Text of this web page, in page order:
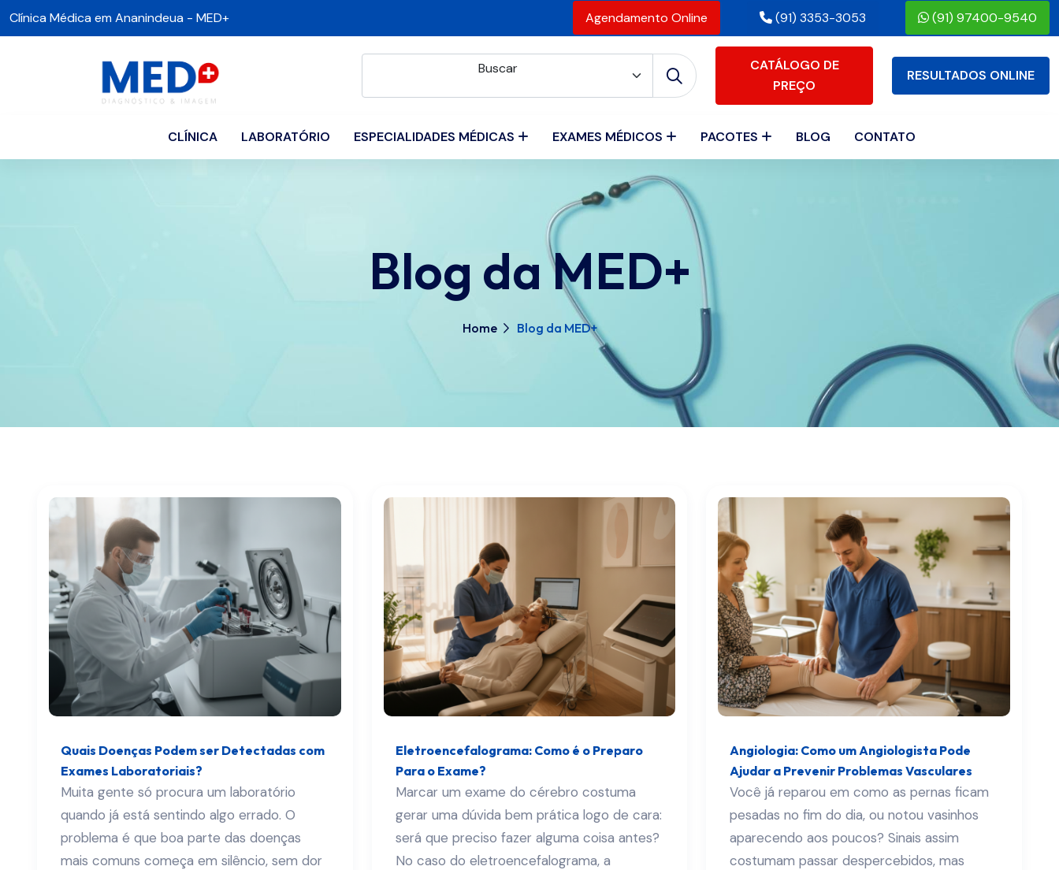
Clínica Médica em Ananindeua - MED+ Agendamento Online (91) 3353-3053 (91) 97400-9540
Buscar
CATÁLOGO DE
PREÇO
RESULTADOS ONLINE
CLÍNICA LABORATÓRIO ESPECIALIDADES MÉDICAS EXAMES MÉDICOS PACOTES BLOG CONTATO
Blog da MED+
Home Blog da MED+
Quais Doenças Podem ser Detectadas com
Exames Laboratoriais?
Muita gente só procura um laboratório
quando já está sentindo algo errado. O
problema é que boa parte das doenças
mais comuns começa em silêncio, sem dor
Eletroencefalograma: Como é o Preparo
Para o Exame?
Marcar um exame do cérebro costuma
gerar uma dúvida bem prática logo de cara:
será que preciso fazer alguma coisa antes?
No caso do eletroencefalograma, a
Angiologia: Como um Angiologista Pode
Ajudar a Prevenir Problemas Vasculares
Você já reparou em como as pernas ficam
pesadas no fim do dia, ou notou vasinhos
aparecendo aos poucos? Sinais assim
costumam passar despercebidos, mas